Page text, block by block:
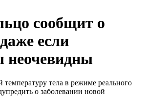
сообщит о
если
неочевидны
тела в режиме реального
о заболевании новой